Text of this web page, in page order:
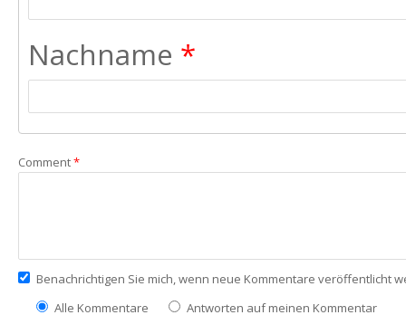
Nachname *
Comment*
Benachrichtigen Sie mich, wenn neue Kommentare veröffentlicht
Alle Kommentare
Antworten auf meinen Kommentar